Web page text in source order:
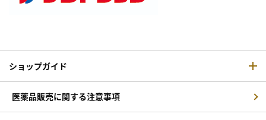
ショップガイド
医薬品販売に関する注意事項